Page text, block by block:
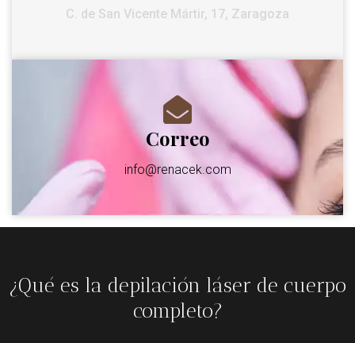
C. de San Vicente Mártir, 17, Zaragoza
Correo
info@renacek.com
¿Qué es la depilación láser de cuerpo
completo?